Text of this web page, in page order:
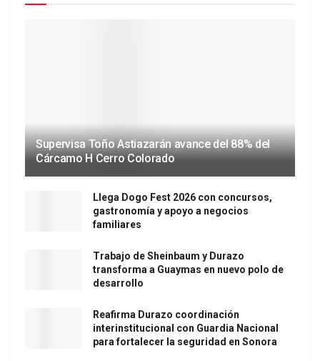
Supervisa Toño Astiazarán avance del 88% del
Cárcamo H Cerro Colorado
Llega Dogo Fest 2026 con concursos,
gastronomía y apoyo a negocios
familiares
Trabajo de Sheinbaum y Durazo
transforma a Guaymas en nuevo polo de
desarrollo
Reafirma Durazo coordinación
interinstitucional con Guardia Nacional
para fortalecer la seguridad en Sonora